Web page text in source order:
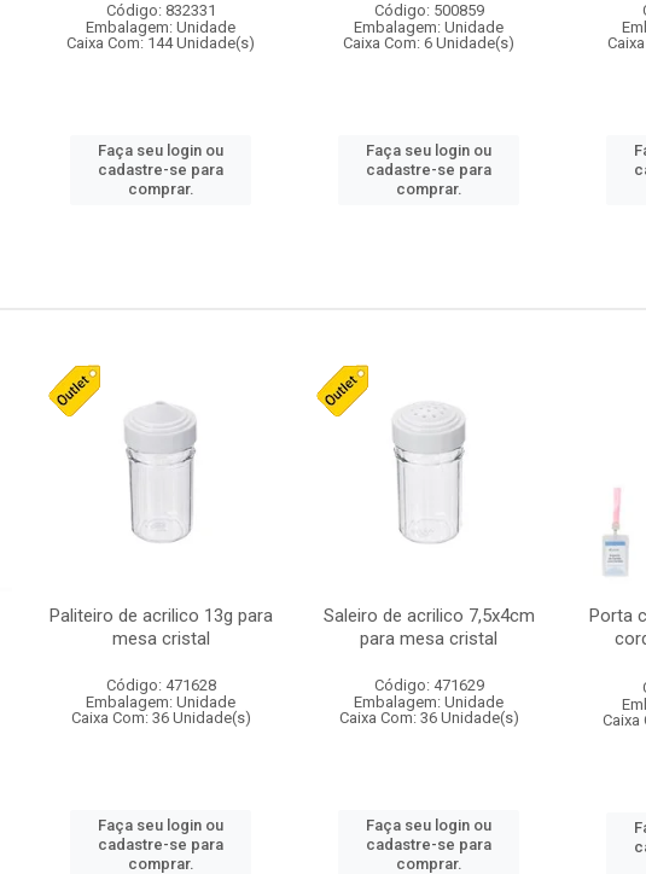
Código: 832331
Embalagem: Unidade
Caixa Com: 144 Unidade(s)
Faça seu login ou
cadastre-se para
comprar.
Código: 500859
Embalagem: Unidade
Caixa Com: 6 Unidade(s)
Faça seu login ou
cadastre-se para
comprar.
Paliteiro de acrilico 13g para
mesa cristal
Código: 471628
Embalagem: Unidade
Caixa Com: 36 Unidade(s)
Faça seu login ou
cadastre-se para
comprar.
Saleiro de acrilico 7,5x4cm
para mesa cristal
Código: 471629
Embalagem: Unidade
Caixa Com: 36 Unidade(s)
Faça seu login ou
cadastre-se para
comprar.
Porta
Caixa